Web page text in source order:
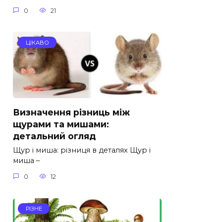
0 21
ЦІКАВО
Визначення різниць між
щурами та мишами:
детальний огляд
Щур і миша: різниця в деталях Щур і
миша –
0 12
РІЗНЕ